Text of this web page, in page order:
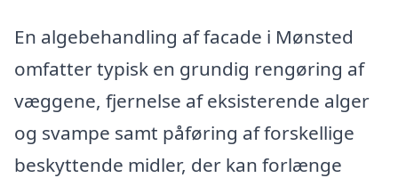
En algebehandling af facade i Mønsted
omfatter typisk en grundig rengøring af
væggene, fjernelse af eksisterende alger
og svampe samt påføring af forskellige
beskyttende midler, der kan forlænge